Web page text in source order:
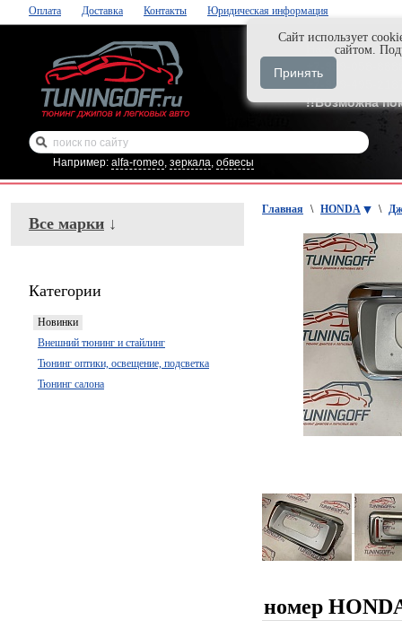
Оплата Доставка Контакты Юридическая информация
Нажми и
+7-929-495-
!!Возможна
Например: alfa-romeo, зеркала, обвесы
Все марки ↓
Категории
Новинки
Внешний тюнинг и стайлинг
Тюнинг оптики, освещение, подсветка
Тюнинг салона
Главная \ HONDA \
номер
Cайт использует
сайтом.
Принять